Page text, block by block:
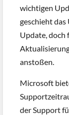
wichtigen
geschieht
Update, doch
anstoßen.
Microsoft
der Support